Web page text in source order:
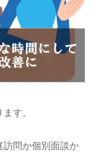
す。
訪問か個別面談か